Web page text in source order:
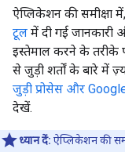
ऐप्लिकेशन की समीक्षा में,
टूल में दी गई
इस्तेमाल करने के तरीके
से जुड़ी शर्तों के बारे में
जुड़ी प्रोसेस और
देखें.
ध्यान दें: ऐप्लिकेशन की